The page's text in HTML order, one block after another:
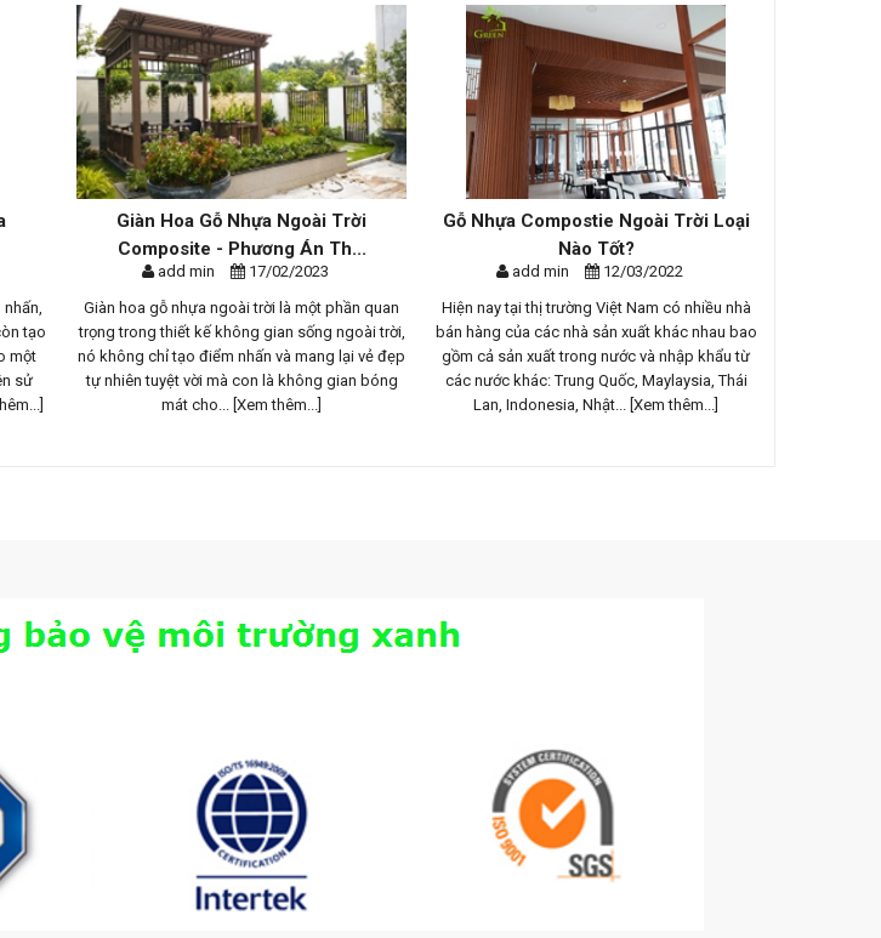
Giàn Hoa Gỗ Nhựa Ngoài Trời
Composite - Phương Án Th...
add min
17/02/2023
Giàn hoa gỗ nhựa ngoài trời là một phần quan
trọng trong thiết kế không gian sống ngoài trời,
nó không chỉ tạo điểm nhấn và mang lại vẻ đẹp
tự nhiên tuyệt vời mà con là không gian bóng
mát cho...[Xem thêm...]
Gỗ Nhựa Compostie Ngoài Trời Loại
Nào Tốt?
add min
12/03/2022
Hiện nay tại thị trường Việt Nam có nhiều nhà
bán hàng của các nhà sản xuất khác nhau bao
gồm cả sản xuất trong nước và nhập khẩu từ
các nước khác: Trung Quốc, Maylaysia, Thái
Lan, Indonesia, Nhật... [Xem thêm...]
Đảo với không
sống xanh mơ ướ